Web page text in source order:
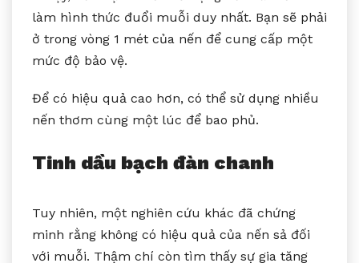
làm hình thức đuổi muỗi duy nhất. Bạn sẽ phải
ở trong vòng 1 mét của nến để cung cấp một
mức độ bảo vệ.
Để có hiệu quả cao hơn, có thể sử dụng nhiều
nến thơm cùng một lúc để bao phủ.
Tinh dầu bạch đàn chanh
Tuy nhiên, một nghiên cứu khác đã chứng
minh rằng không có hiệu quả của nến sả đối
với muỗi. Thậm chí còn tìm thấy sự gia tăng